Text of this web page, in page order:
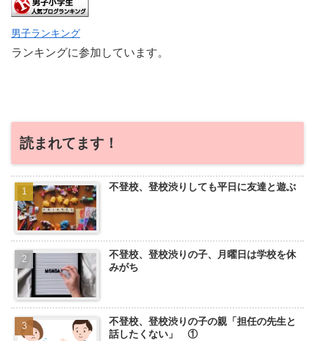
男子ランキング
ランキングに参加しています。
読まれてます！
不登校、登校渋りしても平日に友達と遊ぶ
不登校、登校渋りの子、月曜日は学校を休
みがち
不登校、登校渋りの子の親「担任の先生と
話したくない」 ①